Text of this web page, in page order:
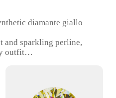
diamante giallo
and sparkling perline,
outfit